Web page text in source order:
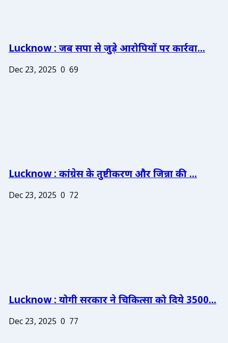
Lucknow : जब सपा से जुड़े आरोपियों पर कार्रवा...
Dec 23, 2025 0 69
Lucknow : कांग्रेस के तुष्टीकरण और जिन्ना की ...
Dec 23, 2025 0 72
Lucknow : योगी सरकार ने चिकित्सा को दिये 3500...
Dec 23, 2025 0 77